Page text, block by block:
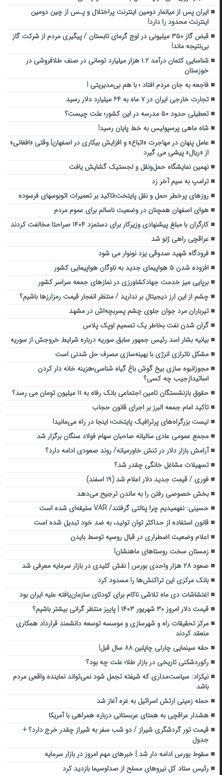
ایران پس از میانمار دومین اینترنت پراختلال و پـس از چین دومین
اینترنت محدود را دارد!
قبض گاز ۳۵۰ میلیونی در اوج گرمای تابستان / پیگیری مردم از شرکت گاز
بی‌نتیجه ماند!
شناسایی کتمان درآمد ۱.۲ هزار میلیارد تومانی در صنف طلافروشی در
خوزستان
فاجعه به جان مردم افتاد ؛ با هم بی‌مدیریتی !
تجارت خارجی ایران در ۷ ماه به ۶۴ میلیارد دلار رسید
تعطیلی حدود ۵۰ مدرسه در این کشور؛ علت چیست؟
شاه ماهی پرسپولیس به خط پایان رسید!
عامل پنهان در مهاجرت «اتباع» و افزایش بیکاری در اصفهان| وقتی «افغانی»
از «ریال» پیشی می گیرد
نهمین نمایشگاه حمل‌ونقل و لجستیک گشایش یافت
ترامپ به سیم آخر زد
روزهای پرخطر حمل و نقل پایتخت؛تاکید بر تعمیرات اتوبوسهای فرسوده
هوای اصفهان همچنان در وضعیت ناسالم برای عموم مردم
کارگران با مبلغ پیشنهادی وزیرکار برای دستمزد ۱۴۰۴ صراحتا مخالفت کردند
عراقچی راهی ژنو شد
فرودگاه شهید صدوقی یزد نونوار می شود
افزوده شدن ۵ هواپیمای جدید به ناوگان هواپیمایی کشور
برپایی میز خدمت جهادکشاورزی در نمازهای جمعه سراسر کشور
چشم از این ارز دیجیتال بر ندارید / منتظر انفجار قیمت رمزارزها باشیم؟
تیرباران مرد جوان جلوی چشم پسربچه‌اش در مشهد
گران شدن نفت بخاطر یک تصمیم اوپک پلاس
بیانیه بشار اسد رئیس جمهور سابق سوریه درباره شرایط خروجش از سوریه
مشکل ناترازی انرژی با بهینه‌سازی مصرف حل شدنی است
مجوزانبوه سازی بیخ گوش باغ گیاه شناسی؛هزینه خانه دار کردن
اساتیدازجیب چه کسی؟
حقوق بازنشستگان تامین اجتماعی بانک رفاه به ۱۱ میلیون تومان می رسد؟
تاکید امام جمعه البرز بر اجرای قانون حجاب
لیست بزرگراه‌های پرترافیک پایتخت؛ اینجا در راه می‌مانید!
مجمع عمومی عادی سالیانه صاحبان سهام فولاد سنگان برگزار شد
آرامش بازار دلار در تنش خاورمیانه/ روند صعودی ادامه دارد؟
تسهیلات مشاغل خانگی چقدر شد؟
فوری / قیمت جدید دلار اعلام شد (۱۹ اسفند)
بخش خصوصی رفتن را به ماندن ترجیح می‌دهد
حسینی: نفهمیدیم چرا پنالتی گرفتند/ VAR سلیقه‌ای شده است
قانون استفاده از حداکثر توان تولید، به ضد خود تبدیل شده است
اعلام وضعیت اضطراری در قبال روسیه توسط بایدن
زمستان سخت روستاهای ماهنشان!
صعود ۲۸ هزار واحدی بورس | نقش کلیدی در بازار سرمایه معرفی شد
بانک مرکزی این تراکنش‌ها را مسدود کرد
اغتشاشات دی ماه تلاشی ناکام برای کودتای سازمان‌یافته علیه ایران بود
قیمت دلار امروز ۳۰ شهریور ۱۴۰۳ | پاییز منتظر گرانی بیشتر باشیم؟
مرکز تحقیقات راه و شهرسازی و موسسه توسعه دانشمند قرارداد همکاری
منعقد کردند
حقه سینمایی چارلی چاپلین ۸۸ سال قبل!
رکوردشکنی تاریخی در بازار طلا؛ علت چه بود؟
نیکزاد: سیاست‌مداری که شیفته تجمل شود نمی‌تواند نماینده واقعی مردم
باشد
حمله زمینی ارتش اسرائیل به غزه آغاز شد
هشدار عراقچی به همتای عربستانی درباره همراهی با آمریکا
قیمت تور گردشگری شیراز / دو شب سفر به شیراز چقدر خرج دارد؟ +
جدول
سقوط بورس ادامه دار شد | خبرهای مهم امروز در بازار سرمایه
رئیس ستاد کل نیروهای مسلح از صداوسیما بازدید کرد